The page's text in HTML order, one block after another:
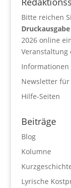
Bitte reichen
2026 online
Veranstaltung
Newsletter
Hilfe-Seiten
Beiträge
Blog
Kolumne
Lyrische